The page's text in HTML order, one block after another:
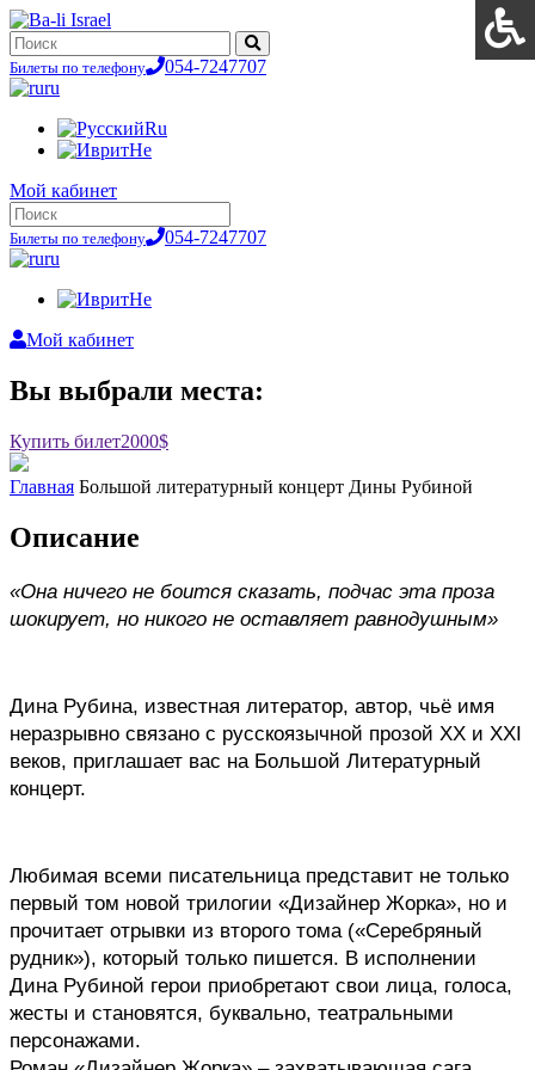
Билеты по телефону
054-7247707
ru
Ru
He
Мой кабинет
Билеты по телефону
054-7247707
ru
He
Мой кабинет
Вы выбрали места:
Купить билет2000$
Главная Большой литературный концерт Дины Рубиной
Описание
«Она ничего не боится сказать, подчас эта проза
шокирует, но никого не оставляет равнодушным»
Дина Рубина, известная литератор, автор, чьё имя
неразрывно связано с русскоязычной прозой XX и XXI
веков, приглашает вас на Большой Литературный
концерт.
Любимая всеми писательница представит не только
первый том новой трилогии «Дизайнер Жорка», но и
прочитает отрывки из второго тома («Серебряный
рудник»), который только пишется. В исполнении
Дина Рубиной герои приобретают свои лица, голоса,
жесты и становятся, буквально, театральными
персонажами.